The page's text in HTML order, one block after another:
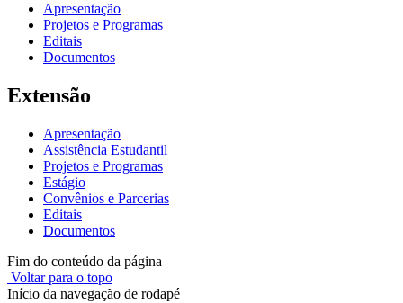
Apresentação
Projetos e Programas
Editais
Documentos
Extensão
Apresentação
Assistência Estudantil
Projetos e Programas
Estágio
Convênios e Parcerias
Editais
Documentos
Fim do conteúdo da página
Voltar para o topo
Início da navegação de rodapé